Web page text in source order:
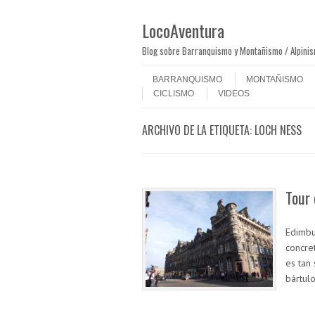
LocoAventura
Blog sobre Barranquismo y Montañismo /
Menú
BARRANQUISMO
MONTAÑISMO
CICLISMO
VIDEOS
ARCHIVO DE LA ETIQUETA: LOCH NESS
es tan